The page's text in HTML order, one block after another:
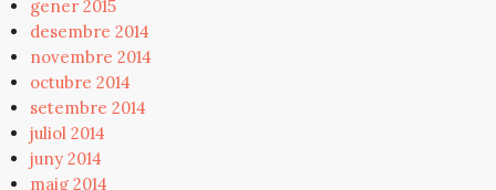
gener 2015
desembre 2014
novembre 2014
octubre 2014
setembre 2014
juliol 2014
juny 2014
maig 2014